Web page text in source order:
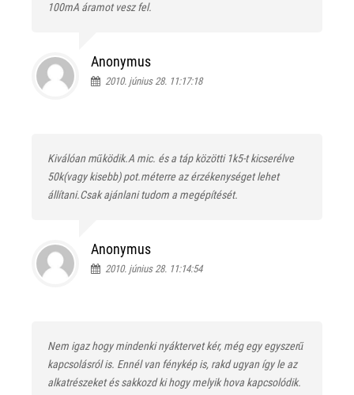
100mA áramot vesz fel.
Anonymus
2010. június 28. 11:17:18
Kiválóan működik.A mic. és a táp közötti 1k5-t kicserélve
50k(vagy kisebb) pot.méterre az érzékenységet lehet
állítani.Csak ajánlani tudom a megépítését.
Anonymus
2010. június 28. 11:14:54
Nem igaz hogy mindenki nyáktervet kér, még egy egyszerű
kapcsolásról is. Ennél van fénykép is, rakd ugyan így le az
alkatrészeket és sakkozd ki hogy melyik hova kapcsolódik.